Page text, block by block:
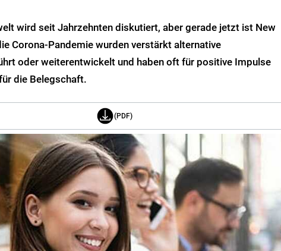
wird seit Jahrzehnten diskutiert, aber gerade jetzt ist New
Corona-Pandemie wurden verstärkt alternative
oder weiterentwickelt und haben oft für positive Impulse
die Belegschaft.
(PDF)